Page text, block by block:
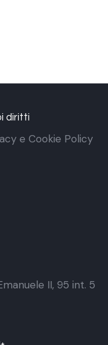
diritti
e Cookie Policy
II, 95 int. 5